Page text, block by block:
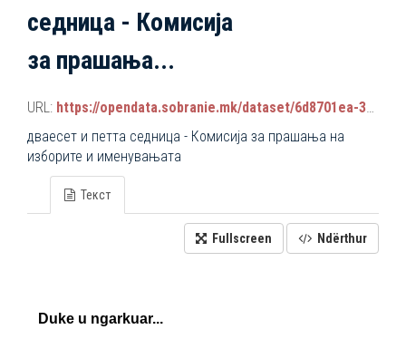
седница - Комисија
за прашања...
URL: https://opendata.sobranie.mk/dataset/6d8701ea-3a42-465d-8f88-639bc6dc1a8e/resource/a45dec22-f3c2-46c4-91c3-f2f438190a0c/download/komisiski_sednici.json
дваесет и петта седница - Комисија за прашања на
изборите и именувањата
Текст
Fullscreen Ndërthur